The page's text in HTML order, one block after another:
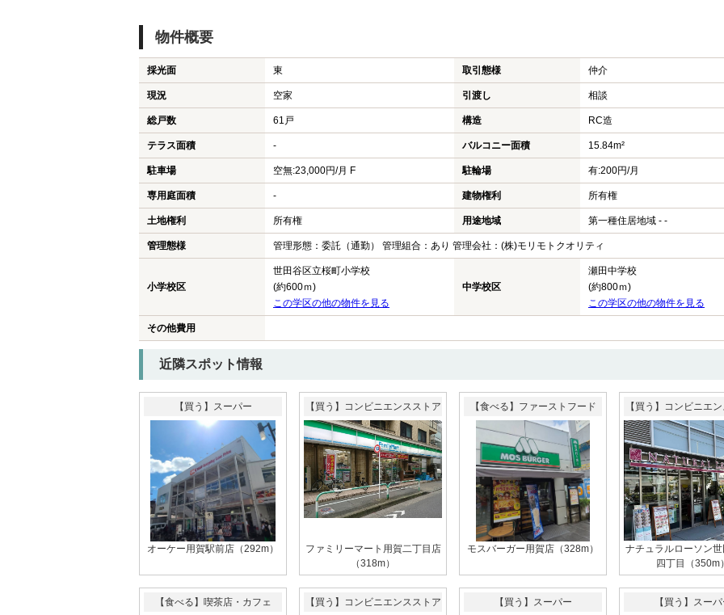
物件概要
採光面 東 取引態様 仲介
現況 空家 引渡し 相談
総戸数 61戸 構造 RC造
テラス面積 - バルコニー面積 15.84m²
駐車場 空無:23,000円/月 F 駐輪場 有:200円/月
専用庭面積 - 建物権利 所有権
土地権利 所有権 用途地域 第一種住居地域 - -
管理態様 管理形態：委託（通勤） 管理組合：あり 管理会社：(株)モリモトクオリティ
小学校区
世田谷区立桜町小学校
(約600ｍ)
この学区の他の物件を見る
中学校区
瀬田中学校
(約800ｍ)
この学区の他の物件を見る
その他費用
近隣スポット情報
【買う】スーパー
オーケー用賀駅前店（292m）
【買う】コンビニエンスストア
ファミリーマート用賀二丁目店
（318m）
【食べる】ファーストフード
モスバーガー用賀店（328m）
【買う】コンビニエ
ナチュラルローソン
四丁目（350m
【食べる】喫茶店・カフェ 【買う】コンビニエンスストア 【買う】スーパー 【買う】スー